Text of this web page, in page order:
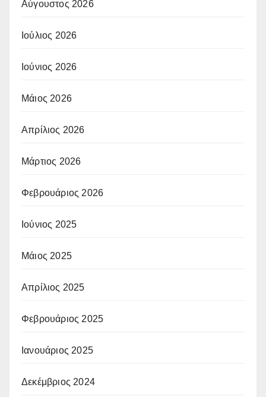
Αύγουστος 2026
Ιούλιος 2026
Ιούνιος 2026
Μάιος 2026
Απρίλιος 2026
Μάρτιος 2026
Φεβρουάριος 2026
Ιούνιος 2025
Μάιος 2025
Απρίλιος 2025
Φεβρουάριος 2025
Ιανουάριος 2025
Δεκέμβριος 2024